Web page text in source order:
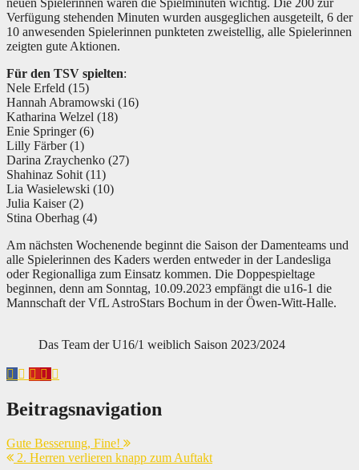
neuen Spielerinnen waren die Spielminuten wichtig. Die 200 zur
Verfügung stehenden Minuten wurden ausgeglichen ausgeteilt, 6 der
10 anwesenden Spielerinnen punkteten zweistellig, alle Spielerinnen
zeigten gute Aktionen.
Für den TSV spielten:
Nele Erfeld (15)
Hannah Abramowski (16)
Katharina Welzel (18)
Enie Springer (6)
Lilly Färber (1)
Darina Zraychenko (27)
Shahinaz Sohit (11)
Lia Wasielewski (10)
Julia Kaiser (2)
Stina Oberhag (4)
Am nächsten Wochenende beginnt die Saison der Damenteams und
alle Spielerinnen des Kaders werden entweder in der Landesliga
oder Regionalliga zum Einsatz kommen. Die Doppespieltage
beginnen, denn am Sonntag, 10.09.2023 empfängt die u16-1 die
Mannschaft der VfL AstroStars Bochum in der Öwen-Witt-Halle.
Das Team der U16/1 weiblich Saison 2023/2024
Beitragsnavigation
Gute Besserung, Fine!
2. Herren verlieren knapp zum Auftakt